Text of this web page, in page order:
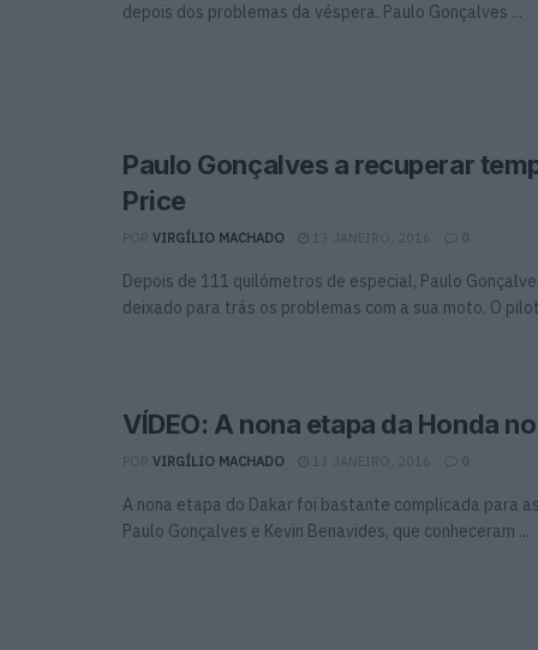
depois dos problemas da véspera. Paulo Gonçalves ...
Paulo Gonçalves a recuperar
Price
VIRGÍLIO MACHADO 13 JANEIRO, 2016 0
Depois de 111 quilómetros de especial, Paulo
deixado para trás os problemas com a sua moto. O
VÍDEO: A nona etapa da Honda
VIRGÍLIO MACHADO 13 JANEIRO, 2016 0
A nona etapa do Dakar foi bastante complicada para
Paulo Gonçalves e Kevin Benavides, que conheceram ...